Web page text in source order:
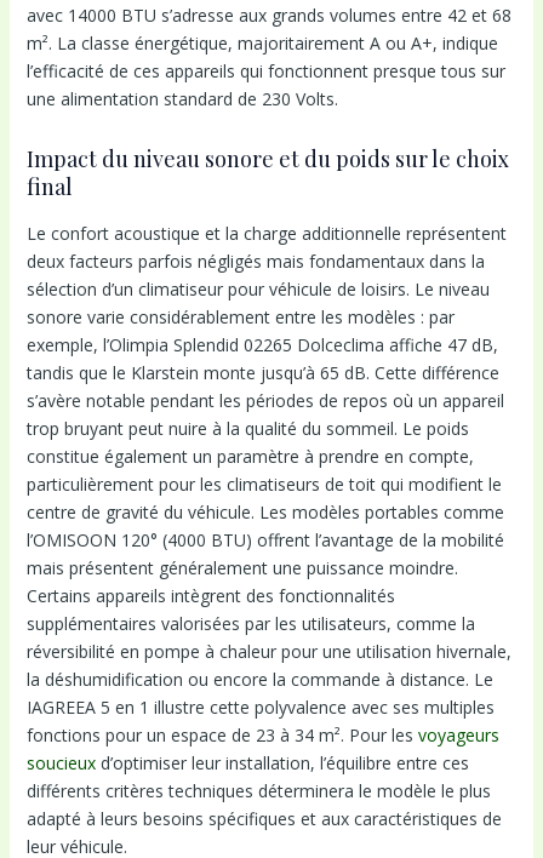
avec 14000 BTU s’adresse aux grands volumes entre 42 et 68
m². La classe énergétique, majoritairement A ou A+, indique
l’efficacité de ces appareils qui fonctionnent presque tous sur
une alimentation standard de 230 Volts.
Impact du niveau sonore et du poids sur le choix
final
Le confort acoustique et la charge additionnelle représentent
deux facteurs parfois négligés mais fondamentaux dans la
sélection d’un climatiseur pour véhicule de loisirs. Le niveau
sonore varie considérablement entre les modèles : par
exemple, l’Olimpia Splendid 02265 Dolceclima affiche 47 dB,
tandis que le Klarstein monte jusqu’à 65 dB. Cette différence
s’avère notable pendant les périodes de repos où un appareil
trop bruyant peut nuire à la qualité du sommeil. Le poids
constitue également un paramètre à prendre en compte,
particulièrement pour les climatiseurs de toit qui modifient le
centre de gravité du véhicule. Les modèles portables comme
l’OMISOON 120° (4000 BTU) offrent l’avantage de la mobilité
mais présentent généralement une puissance moindre.
Certains appareils intègrent des fonctionnalités
supplémentaires valorisées par les utilisateurs, comme la
réversibilité en pompe à chaleur pour une utilisation hivernale,
la déshumidification ou encore la commande à distance. Le
IAGREEA 5 en 1 illustre cette polyvalence avec ses multiples
fonctions pour un espace de 23 à 34 m². Pour les voyageurs
soucieuxd’optimiser leur installation, l’équilibre entre ces
différents critères techniques déterminera le modèle le plus
adapté à leurs besoins spécifiques et aux caractéristiques de
leur véhicule.